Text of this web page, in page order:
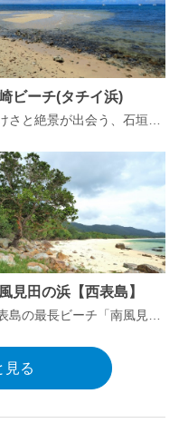
ビーチ(タチイ浜)
見田の浜【西表島】
見る